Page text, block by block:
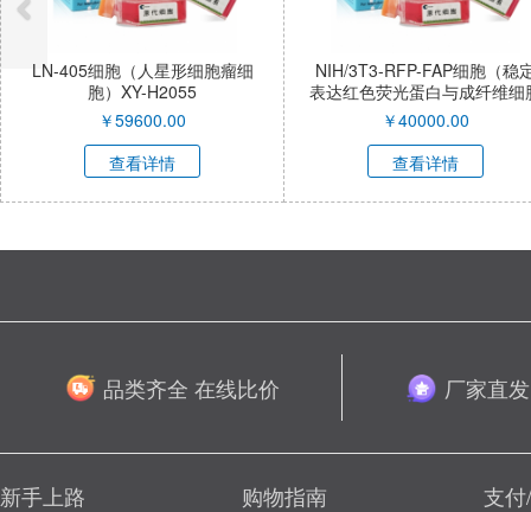
（人星形细胞瘤细
XY-H2055
查看详情
NIH/3T3-RFP-FAP细胞（稳定
表达红色荧光蛋白与成纤维细胞
激活蛋白α小鼠胚胎成纤维细
胞）XY-M053R-SL
￥
查看详情
品类齐全 在线比价 厂家直
新手上路 购物指南 支